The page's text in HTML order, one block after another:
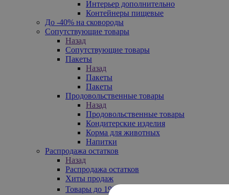
Интерьер дополнительно
Контейнеры пищевые
До -40% на сковороды
Сопутствующие товары
Назад
Сопутствующие товары
Пакеты
Назад
Пакеты
Пакеты
Продовольственные товары
Назад
Продовольственные товары
Кондитерские изделия
Корма для животных
Напитки
Распродажа остатков
Назад
Распродажа остатков
Хиты продаж
Товары до 199₽